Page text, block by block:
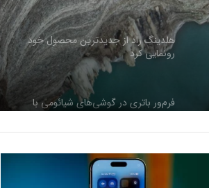
هلدینگ راد از جدیدترین محصول خود
رونمایی کرد
فرم‌ور باتری در گوشی‌های شیائومی با
سیستم‌عامل HyperOS 2.0 به‌روزرسانی
مخفی دریافت کرد
بیشتر مواد با حرارت‌دادن نرم می‌شوند؛ پس
چرا تخم مرغ سفت می‌شود؟